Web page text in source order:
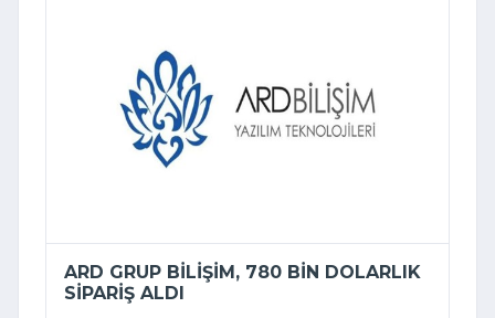
ARD GRUP BILIŞIM, 780 BIN DOLARLIK
SIPARIŞ ALDI